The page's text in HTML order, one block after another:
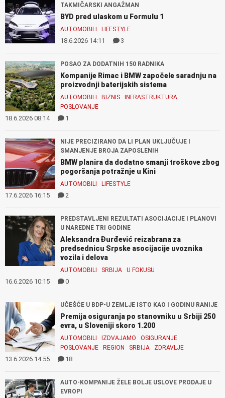
TAKMIČARSKI ANGAŽMAN
BYD pred ulaskom u Formulu 1
AUTOMOBILI LIFESTYLE
18.6.2026 14:11 3
POSAO ZA DODATNIH 150 RADNIKA
Kompanije Rimac i BMW započele saradnju na
proizvodnji baterijskih sistema
AUTOMOBILI BIZNIS
INFRASTRUKTURA
POSLOVANJE
18.6.2026 08:14 1
NIJE PRECIZIRANO DA LI PLAN UKLJUČUJE I
SMANJENJE BROJA ZAPOSLENIH
BMW planira da dodatno smanji troškove zbog
pogoršanja potražnje u Kini
AUTOMOBILI LIFESTYLE
17.6.2026 16:15 2
PREDSTAVLJENI REZULTATI ASOCIJACIJE I PLANOVI
U NAREDNE TRI GODINE
Aleksandra Đurđević reizabrana za
predsednicu Srpske asocijacije uvoznika
vozila i delova
AUTOMOBILI SRBIJA U FOKUSU
16.6.2026 10:15 0
UČEŠĆE U BDP-U ZEMLJE ISTO KAO I GODINU RANIJE
Premija osiguranja po stanovniku u Srbiji 250
evra, u Sloveniji skoro 1.200
AUTOMOBILI IZDVAJAMO
OSIGURANJE
POSLOVANJE
REGION SRBIJA ZDRAVLJE
13.6.2026 14:55 18
AUTO-KOMPANIJE ŽELE BOLJE USLOVE PRODAJE U
EVROPI